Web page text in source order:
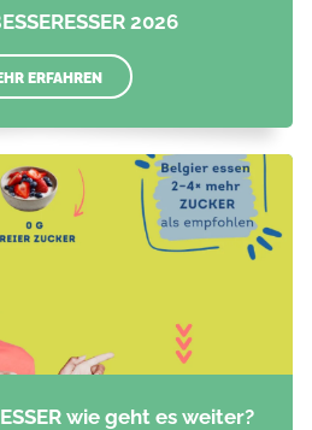
2026
ERFAHREN
wie geht es weiter?